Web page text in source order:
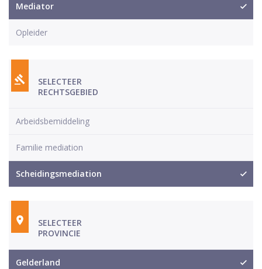
Mediator
Opleider
SELECTEER
RECHTSGEBIED
Arbeidsbemiddeling
Familie mediation
Scheidingsmediation
SELECTEER
PROVINCIE
Gelderland